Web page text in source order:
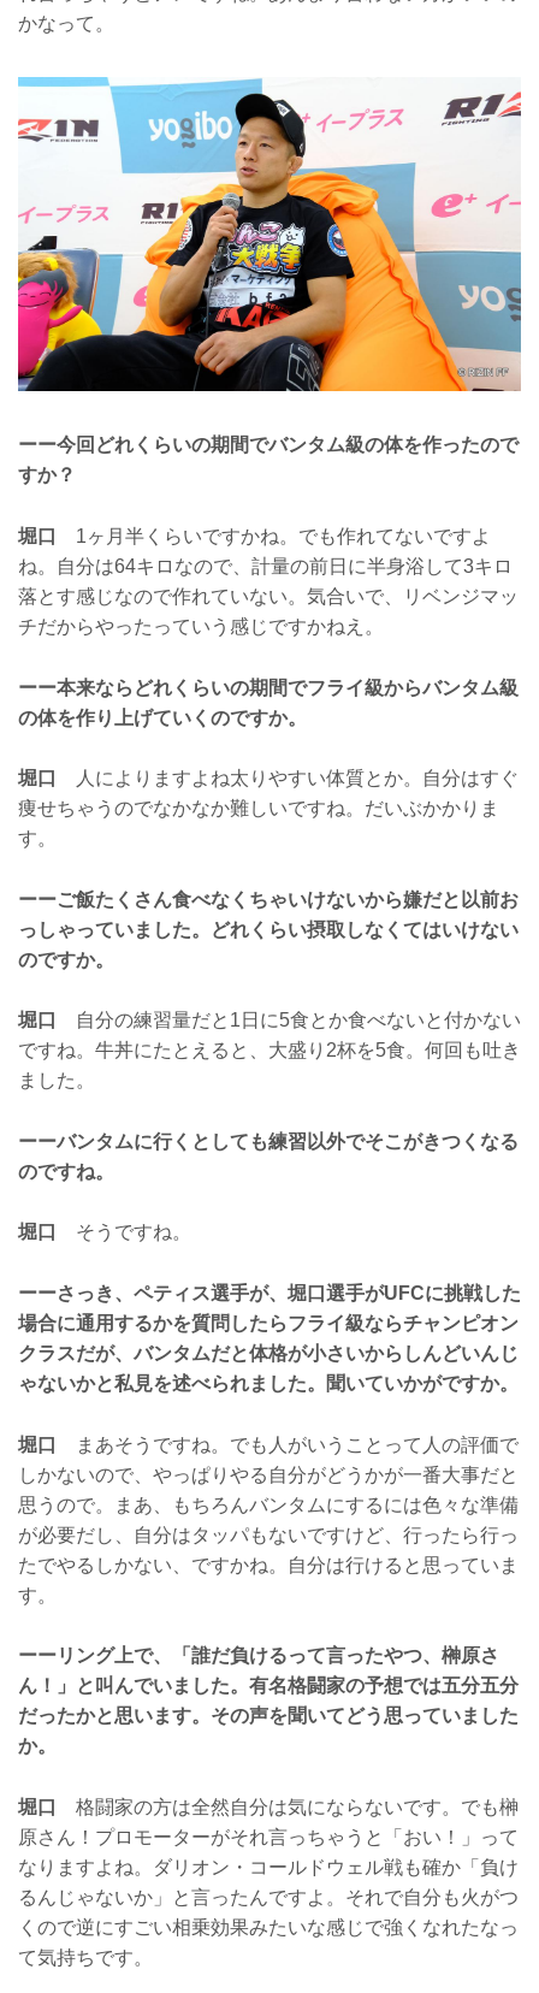
かなって。
ーー今回どれくらいの期間でバンタム級の体を作ったので
すか？
堀口
1ヶ月半くらいですかね。でも作れてないですよ
ね。自分は64キロなので、計量の前日に半身浴して3キロ
落とす感じなので作れていない。気合いで、リベンジマッ
チだからやったっていう感じですかねえ。
ーー本来ならどれくらいの期間でフライ級からバンタム級
の体を作り上げていくのですか。
堀口
人によりますよね太りやすい体質とか。自分はすぐ
痩せちゃうのでなかなか難しいですね。だいぶかかりま
す。
ーーご飯たくさん食べなくちゃいけないから嫌だと以前お
っしゃっていました。どれくらい摂取しなくてはいけない
のですか。
堀口
自分の練習量だと1日に5食とか食べないと付かない
ですね。牛丼にたとえると、大盛り2杯を5食。何回も吐き
ました。
ーーバンタムに行くとしても練習以外でそこがきつくなる
のですね。
堀口 そうですね。
ーーさっき、ペティス選手が、堀口選手がUFCに挑戦した
場合に通用するかを質問したらフライ級ならチャンピオン
クラスだが、バンタムだと体格が小さいからしんどいんじ
ゃないかと私見を述べられました。聞いていかがですか。
堀口
まあそうですね。でも人がいうことって人の評価で
しかないので、やっぱりやる自分がどうかが一番大事だと
思うので。まあ、もちろんバンタムにするには色々な準備
が必要だし、自分はタッパもないですけど、行ったら行っ
たでやるしかない、ですかね。自分は行けると思っていま
す。
ーーリング上で、「誰だ負けるって言ったやつ、榊原さ
ん！」と叫んでいました。有名格闘家の予想では五分五分
だったかと思います。その声を聞いてどう思っていました
か。
堀口
格闘家の方は全然自分は気にならないです。でも榊
原さん！プロモーターがそれ言っちゃうと「おい！」って
なりますよね。ダリオン・コールドウェル戦も確か「負け
るんじゃないか」と言ったんですよ。それで自分も火がつ
くので逆にすごい相乗効果みたいな感じで強くなれたなっ
て気持ちです。